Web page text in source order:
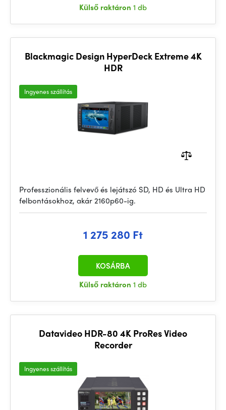
Külső raktáron 1 db
Blackmagic Design HyperDeck Extreme 4K
HDR
Ingyenes szállítás
Professzionális felvevő és lejátszó SD, HD és Ultra HD
felbontásokhoz, akár 2160p60-ig.
1 275 280 Ft
Külső raktáron 1 db
KOSÁRBA
Datavideo HDR-80 4K ProRes Video
Recorder
Ingyenes szállítás